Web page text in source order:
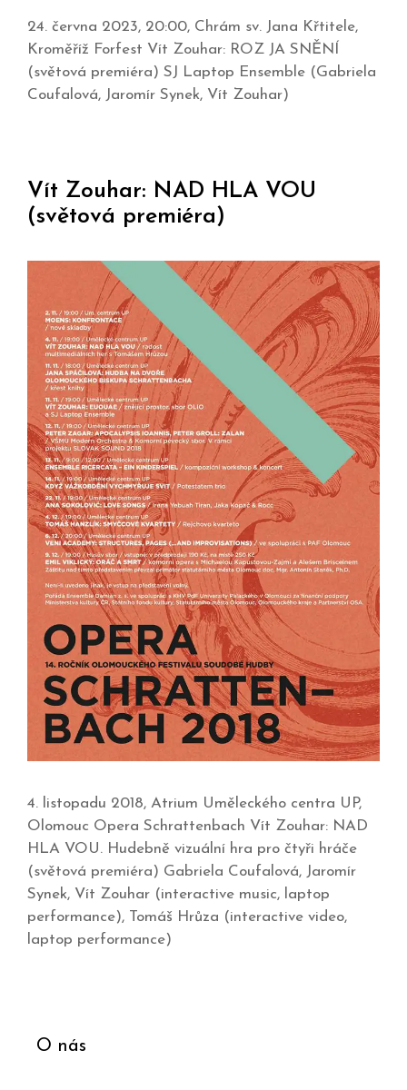
24. června 2023, 20:00, Chrám sv. Jana Křtitele,
Kroměříž Forfest Vít Zouhar: ROZ JA SNĚNÍ
(světová premiéra) SJ Laptop Ensemble (Gabriela
Coufalová, Jaromír Synek, Vít Zouhar)
Vít Zouhar: NAD HLA VOU
(světová premiéra)
4. listopadu 2018, Atrium Uměleckého centra UP,
Olomouc Opera Schrattenbach Vít Zouhar: NAD
HLA VOU. Hudebně vizuální hra pro čtyři hráče
(světová premiéra) Gabriela Coufalová, Jaromír
Synek, Vít Zouhar (interactive music, laptop
performance), Tomáš Hrůza (interactive video,
laptop performance)
O nás